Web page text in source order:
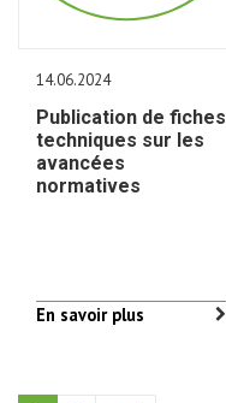
14.06.2024
Publication de fiches
techniques sur les
avancées
normatives
En savoir plus